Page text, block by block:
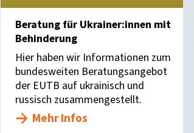
Beratung für Ukrainer:innen mit
Behinderung
Hier haben wir Informationen zum
bundesweiten Beratungsangebot
der EUTB auf ukrainisch und
russisch zusammengestellt.
Mehr Infos